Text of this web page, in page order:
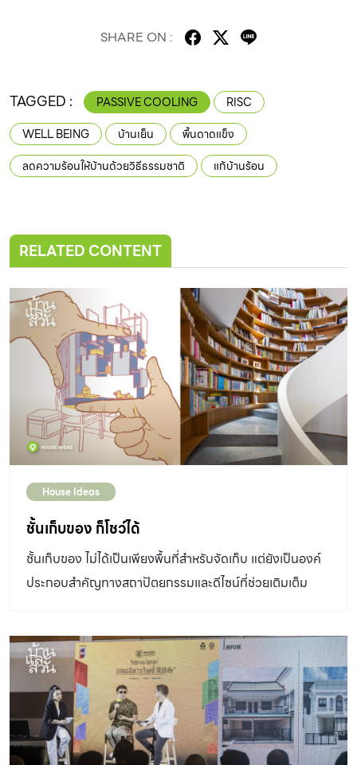
SHARE ON :
TAGGED : PASSIVE COOLING
RISC
WELL BEING
บ้านเย็น
พื้นดาดแข็ง
ลดความร้อนให้บ้านด้วยวิธีธรรมชาติ
แก้บ้านร้อน
RELATED CONTENT
House Ideas
ชั้นเก็บของ ก็โชว์ได้
ชั้นเก็บของ ไม่ได้เป็นเพียงพื้นที่สำหรับจัดเก็บ แต่ยังเป็นองค์
ประกอบสำคัญทางสถาปัตยกรรมและดีไซน์ที่ช่วยเติมเต็ม